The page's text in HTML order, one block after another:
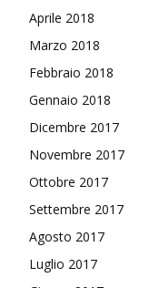
Aprile 2018
Marzo 2018
Febbraio 2018
Gennaio 2018
Dicembre 2017
Novembre 2017
Ottobre 2017
Settembre 2017
Agosto 2017
Luglio 2017